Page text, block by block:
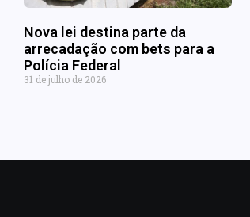
Nova lei destina parte da
arrecadação com bets para a
Polícia Federal
31 de julho de 2026